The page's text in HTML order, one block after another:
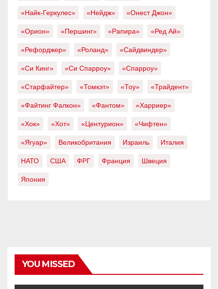
«Найк-Геркулес» «Нейдж» «Онест Джон»
«Орион» «Першинг» «Рапира» «Ред Ай»
«Рефорджер» «Роланд» «Сайдвиндер»
«Си Кинг» «Си Спарроу» «Спарроу»
«Старфайтер» «Томкэт» «Тоу» «Трайдент»
«Файтинг Фалкон» «Фантом» «Харриер»
«Хок» «Хот» «Центурион» «Чифтен»
«Ягуар» Великобритания Израиль Италия
НАТО США ФРГ Франция Швеция
Япония
YOU MISSED